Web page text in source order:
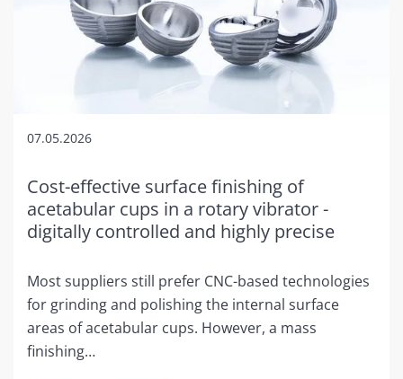
07.05.2026
Cost-effective surface finishing of
acetabular cups in a rotary vibrator -
digitally controlled and highly precise
Most suppliers still prefer CNC-based technologies
for grinding and polishing the internal surface
areas of acetabular cups. However, a mass
finishing…